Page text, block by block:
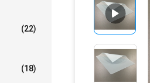
(22)
(18)